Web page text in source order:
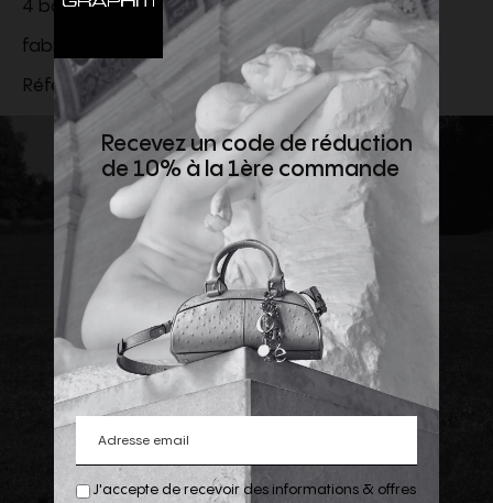
4 boutons en corne aux poignets
fabriqué en Italie
Référence :2V049467V.38CE
J'accepte de recevoir des informations & offres
Recevez un code de réduction
de 10% à la 1ère commande